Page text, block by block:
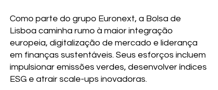
Como parte do grupo Euronext, a Bolsa de
Lisboa caminha rumo à maior integração
europeia, digitalização de mercado e liderança
em finanças sustentáveis. Seus esforços incluem
impulsionar emissões verdes, desenvolver índices
ESG e atrair scale-ups inovadoras.